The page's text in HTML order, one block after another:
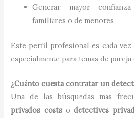
Generar mayor
familiares o de menores
Este perfil profesional es cada vez
especialmente para temas de
¿Cuánto cuesta contratar un
Una de las búsquedas más
privados costsodetectives